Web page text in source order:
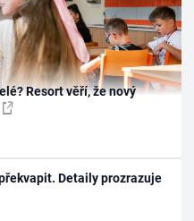
Resort věří, že nový
Detaily prozrazuje